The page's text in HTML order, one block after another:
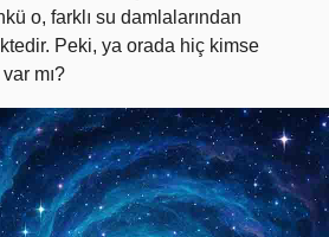
o, farklı su damlalarından
Peki, ya orada hiç kimse
mı?